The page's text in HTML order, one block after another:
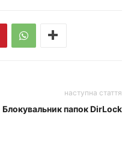
наступна стаття
Блокувальник папок DirLock